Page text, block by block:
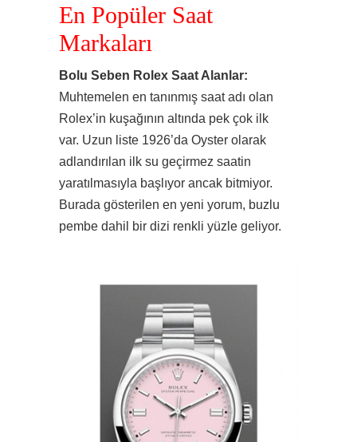
En Popüler Saat
Markaları
Bolu Seben Rolex Saat Alanlar:
Muhtemelen en tanınmış saat adı olan
Rolex’in kuşağının altında pek çok ilk
var. Uzun liste 1926’da Oyster olarak
adlandırılan ilk su geçirmez saatin
yaratılmasıyla başlıyor ancak bitmiyor.
Burada gösterilen en yeni yorum, buzlu
pembe dahil bir dizi renkli yüzle geliyor.